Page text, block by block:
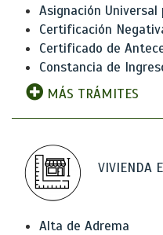
Asignación Universal
Certificación
Certificado de
Constancia de
MÁS TRÁMITES
VIVIENDA
Alta de Adrema